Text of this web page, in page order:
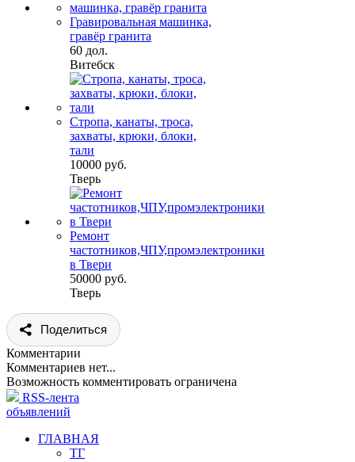
Гравировальная машинка,
гравёр гранита
60 дол.
Витебск
Стропа, канаты, троса,
захваты, крюки, блоки,
тали
10000 руб.
Тверь
Ремонт
частотников,ЧПУ,промэлектроники
в Твери
50000 руб.
Тверь
Поделиться
Комментарии
Комментариев нет...
Возможность комментировать ограничена
RSS-лента
объявлений
ГЛАВНАЯ
ТГ